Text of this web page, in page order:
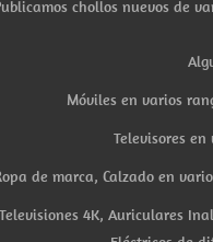
chollos nuevos de
Móviles en varios
Televisores en
de marca, Calzado en
4K, Auriculares